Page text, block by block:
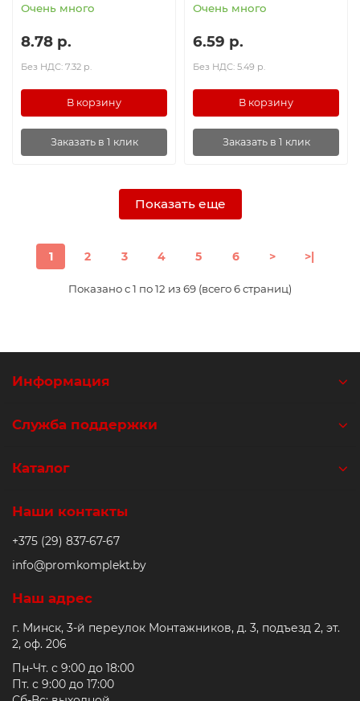
Очень много
8.78 р.
Без НДС: 7.32 р.
В корзину
Заказать в 1 клик
Очень много
6.59 р.
Без НДС: 5.49 р.
В корзину
Заказать в 1 клик
Показать еще
1 2 3 4 5 6 > >|
Показано с 1 по 12 из 69 (всего 6 страниц)
Информация
Служба поддержки
Каталог
Наши контакты
+375 (29) 837-67-67
info@promkomplekt.by
Наш адрес
г. Минск, 3-й переулок Монтажников, д. 3, подъезд 2, эт.
2, оф. 206
Пн-Чт. с 9:00 до 18:00
Пт. с 9:00 до 17:00